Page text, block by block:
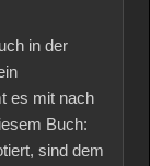
in der
es mit nach
Buch:
sind dem